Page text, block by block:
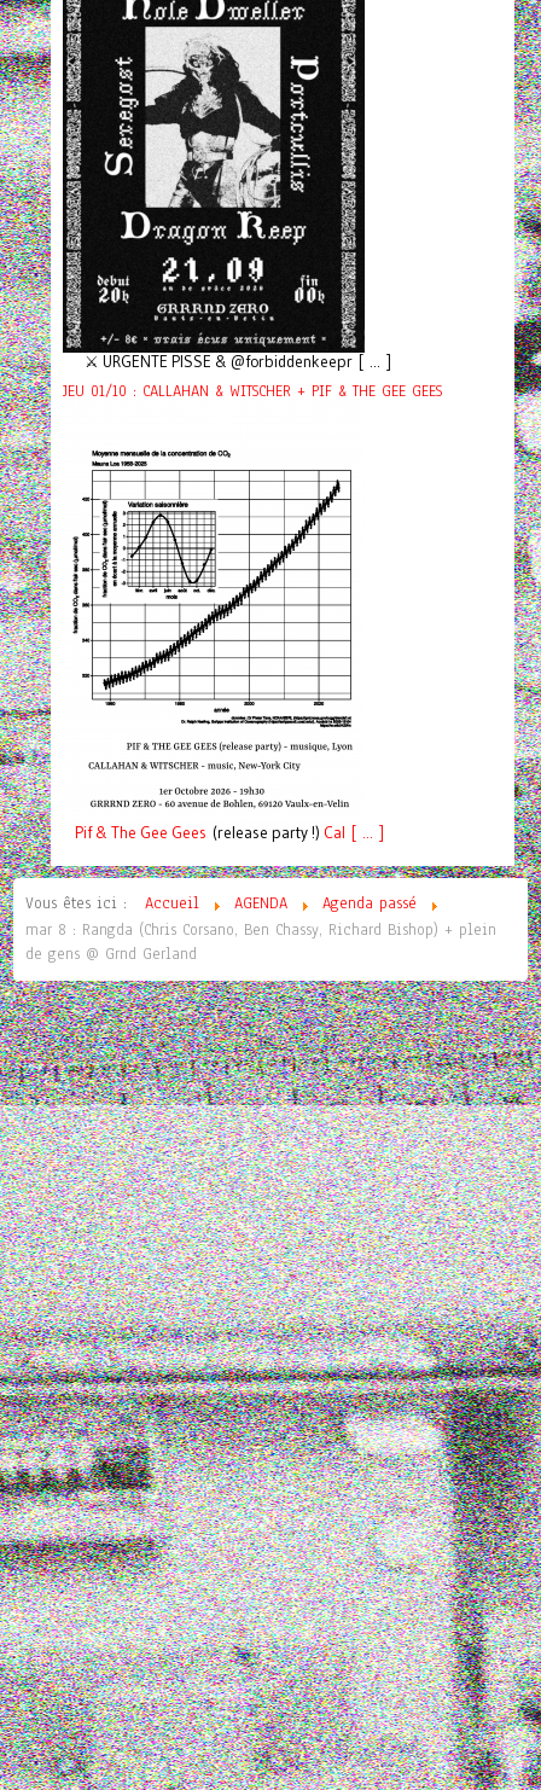
⚔️ URGENTE PISSE & @forbiddenkeepr [ ... ]
JEU 01/10 : CALLAHAN & WITSCHER + PIF & THE GEE GEES
Pif& The Gee Gees (release party !) Cal [ ... ]
Vous êtes ici : Accueil AGENDA
Agenda passé
mar 8 : Rangda (Chris Corsano, Ben Chassy, Richard Bishop) + plein
de gens @ Grnd Gerland